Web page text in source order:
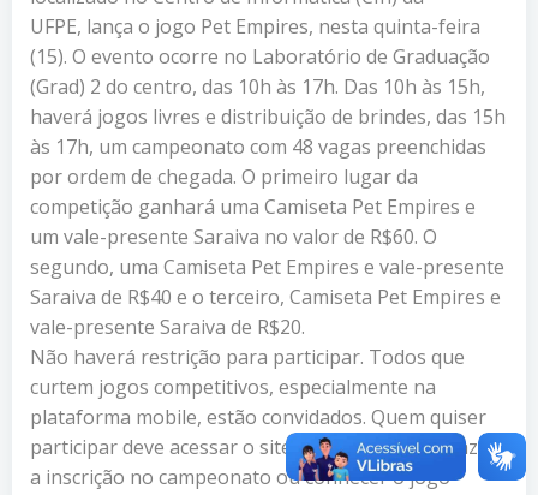
UFPE, lança o jogo Pet Empires, nesta quinta-feira
(15). O evento ocorre no Laboratório de Graduação
(Grad) 2 do centro, das 10h às 17h. Das 10h às 15h,
haverá jogos livres e distribuição de brindes, das 15h
às 17h, um campeonato com 48 vagas preenchidas
por ordem de chegada. O primeiro lugar da
competição ganhará uma Camiseta Pet Empires e
um vale-presente Saraiva no valor de R$60. O
segundo, uma Camiseta Pet Empires e vale-presente
Saraiva de R$40 e o terceiro, Camiseta Pet Empires e
vale-presente Saraiva de R$20.
Não haverá restrição para participar. Todos que
curtem jogos competitivos, especialmente na
plataforma mobile, estão convidados. Quem quiser
participar deve acessar o site petempires.com, fazer
a inscrição no campeonato ou conhecer o jogo